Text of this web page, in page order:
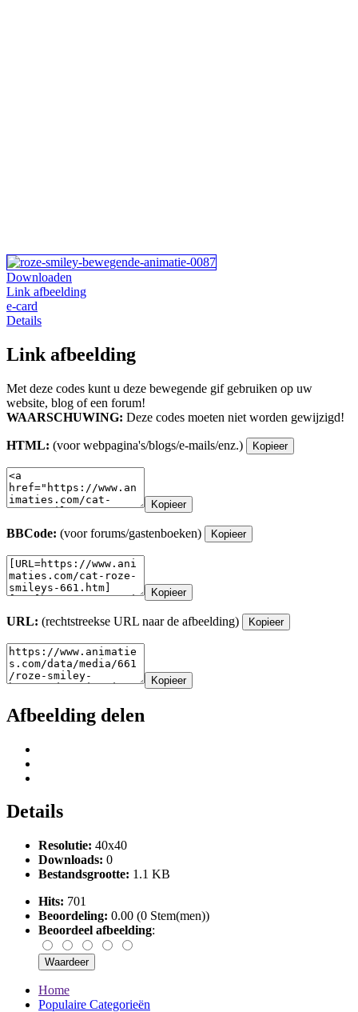
Downloaden
Link afbeelding
e-card
Details
Link afbeelding
Met deze codes kunt u deze bewegende gif gebruiken op uw
website, blog of een forum!
WAARSCHUWING: Deze codes moeten niet worden gewijzigd!
HTML: (voor webpagina's/blogs/e-mails/enz.) Kopieer
Kopieer
BBCode: (voor forums/gastenboeken) Kopieer
Kopieer
URL: (rechtstreekse URL naar de afbeelding) Kopieer
Kopieer
Afbeelding delen
Details
Resolutie: 40x40
Downloads: 0
Bestandsgrootte: 1.1 KB
Hits: 701
Beoordeling: 0.00 (0 Stem(men))
Beoordeel afbeelding:
Home
Populaire Categorieën